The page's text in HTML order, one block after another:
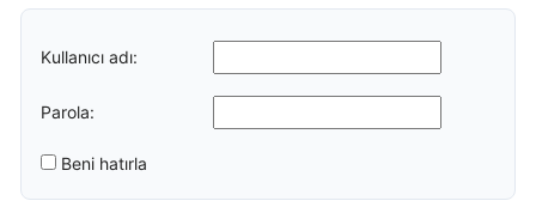
Kullanıcı adı:
Parola:
Beni hatırla